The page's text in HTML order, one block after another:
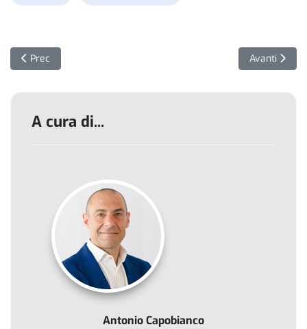
Articolo precedente: Pillole di Ethical Hacking: il Ping of Death
Prec Articolo
Avanti
A cura di...
Antonio Capobianco